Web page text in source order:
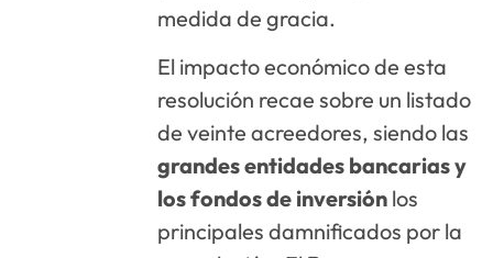
medida de gracia.
El impacto económico de esta
resolución recae sobre un listado
de veinte acreedores, siendo las
grandes entidades bancarias y
los fondos de inversión los
principales damnificados por la